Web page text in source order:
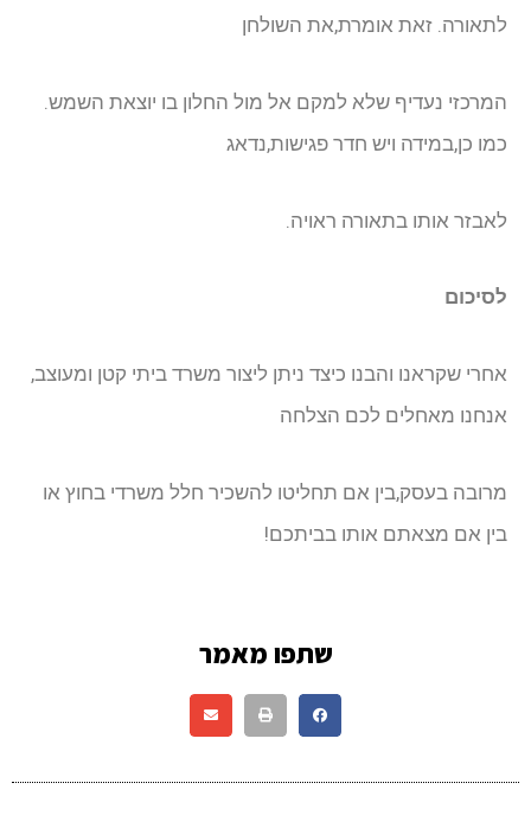
לתאורה. זאת אומרת,את השולחן
המרכזי נעדיף שלא למקם אל מול החלון בו יוצאת השמש.
כמו כן,במידה ויש חדר פגישות,נדאג
לאבזר אותו בתאורה ראויה.
לסיכום
אחרי שקראנו והבנו כיצד ניתן ליצור משרד ביתי קטן ומעוצב,
אנחנו מאחלים לכם הצלחה
מרובה בעסק,בין אם תחליטו להשכיר חלל משרדי בחוץ או
בין אם מצאתם אותו בביתכם!
שתפו מאמר